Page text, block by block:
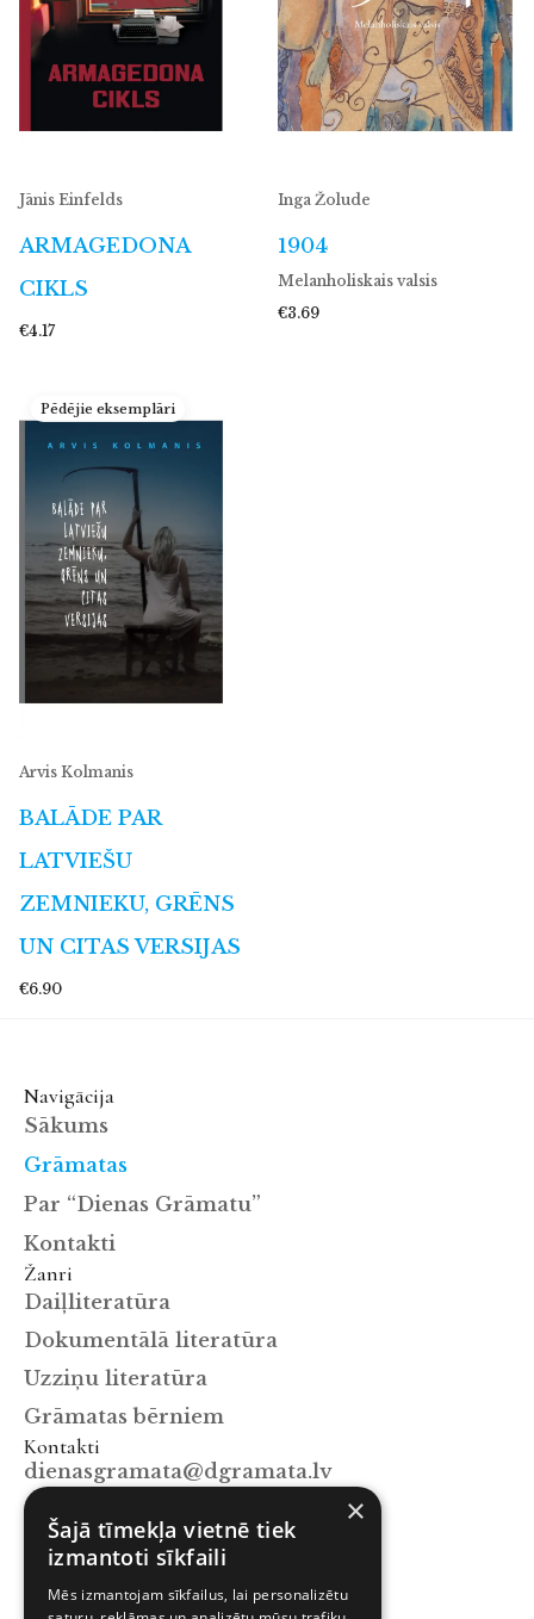
Jānis Einfelds
ARMAGEDONA
CIKLS
€4.17
Inga Žolude
1904
Melanholiskais valsis
€3.69
Pēdējie eksemplāri
Arvis Kolmanis
BALĀDE PAR
LATVIEŠU
ZEMNIEKU, GRĒNS
UN CITAS VERSIJAS
€6.90
Navigācija
Sākums
Grāmatas
Par “Dienas Grāmatu”
Kontakti
Žanri
Daiļliteratūra
Dokumentālā literatūra
Uzziņu literatūra
Grāmatas bērniem
Kontakti
dienasgramata@dgramata.lv
+371 67063129
Mūkusalas iela 15a, Rīga, LV-1004
Facebook
×
Šajā tīmekļa vietnē tiek
izmantoti sīkfaili
Mēs izmantojam sīkfailus, lai personalizētu